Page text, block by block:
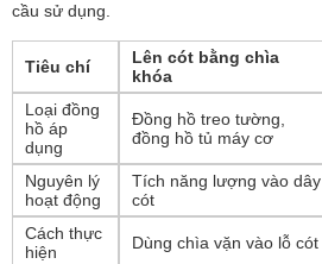
cầu sử dụng.
Tiêu chí
Lên cót bằng chìa
khóa
Loại đồng
hồ áp
dụng
Đồng hồ treo tường,
đồng hồ tủ máy cơ
Nguyên lý
hoạt động
Tích năng lượng vào dây
cót
Cách thực
hiện
Dùng chìa vặn vào lỗ cót